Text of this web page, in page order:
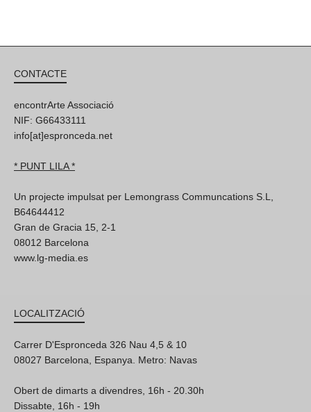
CONTACTE
encontrArte Associació
NIF: G66433111
info[at]espronceda.net
* PUNT LILA *
Un projecte impulsat per Lemongrass Communcations S.L,
B64644412
Gran de Gracia 15, 2-1
08012 Barcelona
www.lg-media.es
LOCALITZACIÓ
Carrer D'Espronceda 326 Nau 4,5 & 10
08027 Barcelona, Espanya. Metro: Navas
Obert de dimarts a divendres, 16h - 20.30h
Dissabte, 16h - 19h